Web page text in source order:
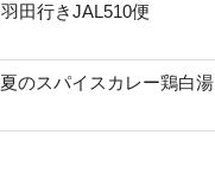
田行きJAL510便
のスパイスカレー鶏白湯